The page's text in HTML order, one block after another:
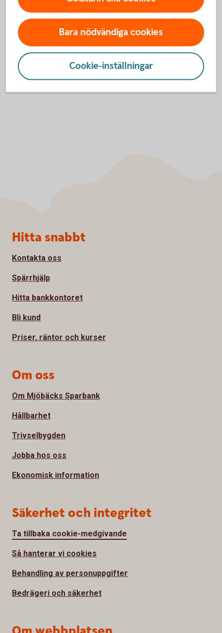
Tips! Skaffa Mobilt BankID
Skaffa MobiltBankID
Bara nödvändiga cookies
Cookie-inställningar
Sidfot
Hitta snabbt
Kontakta oss
Spärrhjälp
Hitta bankkontoret
Bli kund
Priser, räntor och kurser
Om oss
Om Mjöbäcks Sparbank
Hållbarhet
Trivselbygden
Jobba hos oss
Ekonomisk information
Säkerhet och integritet
Ta tillbaka cookie-medgivande
Så hanterar vi cookies
Behandling av personuppgifter
Bedrägeri och säkerhet